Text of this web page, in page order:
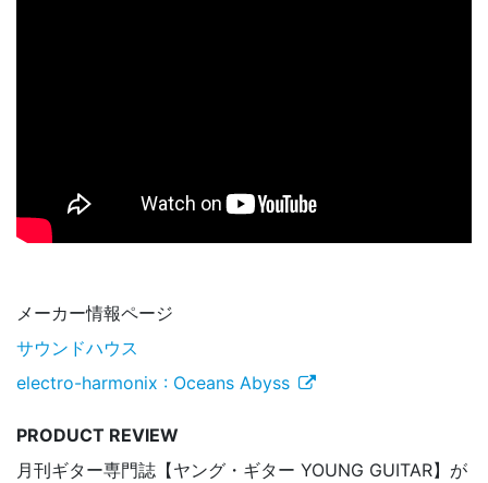
メーカー情報ページ
サウンドハウス
electro-harmonix : Oceans Abyss
PRODUCT REVIEW
月刊ギター専門誌【ヤング・ギター YOUNG GUITAR】が